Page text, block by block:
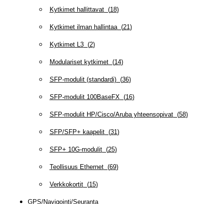
Kytkimet hallittavat(18)
Kytkimet ilman hallintaa(21)
Kytkimet L3(2)
Modulariset kytkimet(14)
SFP-modulit (standardi)(36)
SFP-modulit 100BaseFX(16)
SFP-modulit HP/Cisco/Aruba yhteensopivat(58)
SFP/SFP+ kaapelit(31)
SFP+ 10G-modulit(25)
Teollisuus Ethernet(69)
Verkkokortit(15)
GPS/Navigointi/Seuranta(